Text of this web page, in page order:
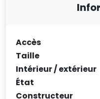
Accès
Taille
Intérieur / extérieur
État
Constructeur